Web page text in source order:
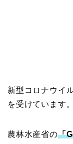
新型コロナウイ
を受けています。
農林水産省の「